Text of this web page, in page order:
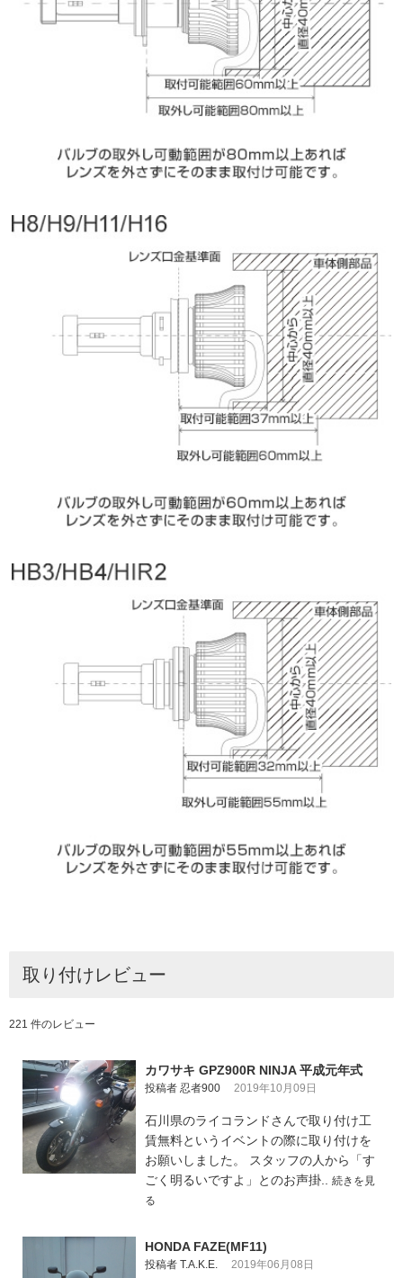
取り付けレビュー
221 件のレビュー
カワサキ GPZ900R NINJA 平成元年式
投稿者 忍者900 2019年10月09日
石川県のライコランドさんで取り付け工
賃無料というイベントの際に取り付けを
お願いしました。 スタッフの人から「す
ごく明るいですよ」とのお声掛.. 続きを見
る
HONDA FAZE(MF11)
投稿者 T.A.K.E. 2019年06月08日